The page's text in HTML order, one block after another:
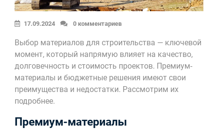
17.09.2024 0 комментариев
Выбор материалов для строительства — ключевой
момент, который напрямую влияет на качество,
долговечность и стоимость проектов. Премиум-
материалы и бюджетные решения имеют свои
преимущества и недостатки. Рассмотрим их
подробнее.
Премиум-материалы